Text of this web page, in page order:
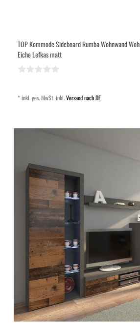
TOP Kommode Sideboard Rumba Wohnwand
Eiche Lefkas matt
*inkl. ges. MwSt.inkl.Versand nach DE